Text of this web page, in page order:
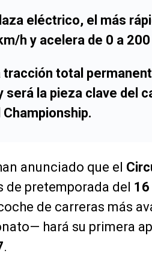
eléctrico, el más
h y acelera de 0 a
tracción total
será la pieza clave del
Championship.
anunciado que el
de pretemporada del
de carreras más
hará su primera
.